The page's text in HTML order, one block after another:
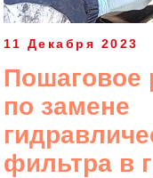
11 Декабря 2023
Пошаговое
по замене
фильтра в